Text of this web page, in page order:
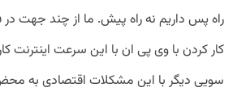
راه پس داریم نه راه پیش‌. ما از چند جهت
کار کردن با وی پی ان با این سرعت
سویی دیگر با این مشکلات اقتصادی به